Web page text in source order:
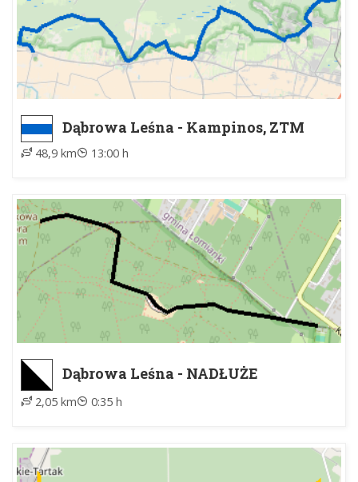
Dąbrowa Leśna - Kampinos, ZTM
48,9 km 13:00 h
Dąbrowa Leśna - NADŁUŻE
2,05 km 0:35 h